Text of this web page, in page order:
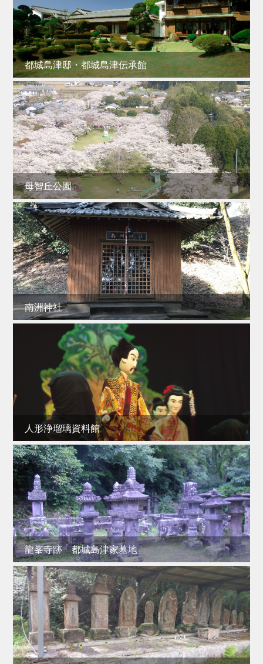
都城島津邸・都城島津伝承館
母智丘公園
南洲神社
人形浄瑠璃資料館
龍峯寺跡 都城島津家墓地